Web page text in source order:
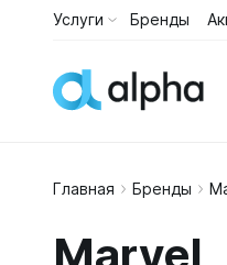
Услуги Бренды
Главная Бренды